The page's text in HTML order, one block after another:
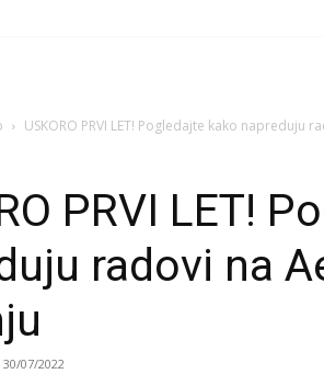
USKORO PRVI LET! Pogledajte kako napreduju
PRVI LET!
radovi na
30/07/2022